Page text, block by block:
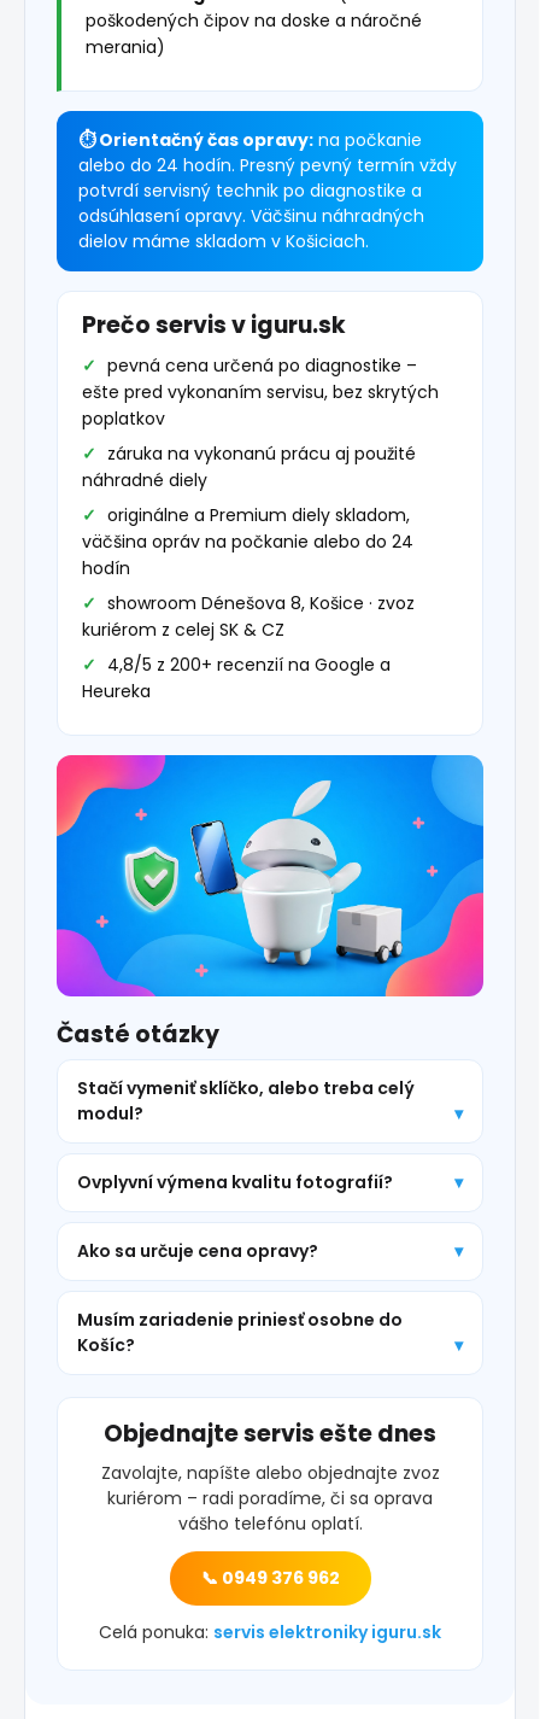
poškodených čipov na doske a náročné
merania)
⏱ Orientačný čas opravy: na počkanie
alebo do 24 hodín. Presný pevný termín vždy
potvrdí servisný technik po diagnostike a
odsúhlasení opravy. Väčšinu náhradných
dielov máme skladom v Košiciach.
Prečo servis v iguru.sk
pevná cena určená po diagnostike –
ešte pred vykonaním servisu, bez skrytých
poplatkov
záruka na vykonanú prácu aj použité
náhradné diely
originálne a Premium diely skladom,
väčšina opráv na počkanie alebo do 24
hodín
showroom Dénešova 8, Košice · zvoz
kuriérom z celej SK & CZ
4,8/5 z 200+ recenzií na Google a
Heureka
Časté otázky
Stačí vymeniť sklíčko, alebo treba celý
modul?
Ovplyvní výmena kvalitu fotografií?
Ako sa určuje cena opravy?
Musím zariadenie priniesť osobne do
Košíc?
Objednajte servis ešte dnes
Zavolajte, napíšte alebo objednajte zvoz
kuriérom – radi poradíme, či sa oprava
vášho telefónu oplatí.
📞 0949 376 962
Celá ponuka: servis elektroniky iguru.sk